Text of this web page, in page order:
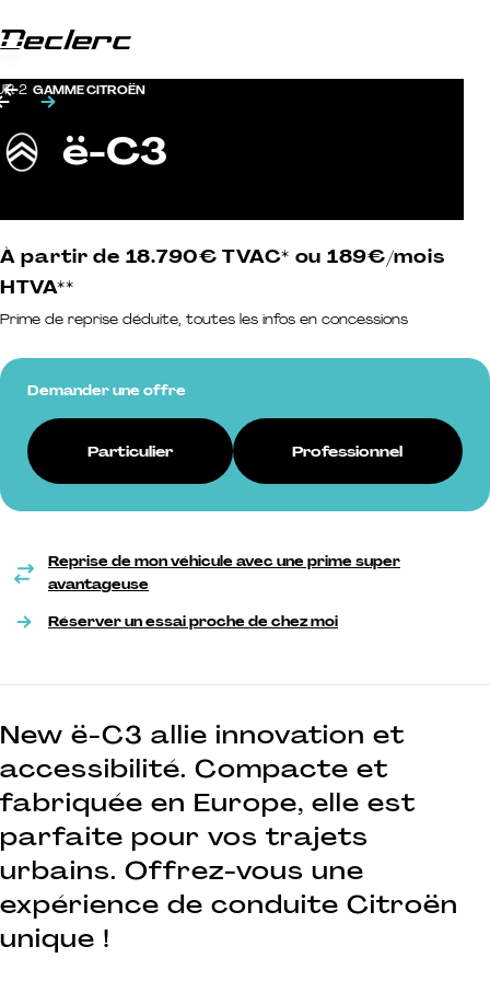
Passer au contenu
Groupe Declerc
Menu
GAMME CITROËN
Citroën
ë-C3
À partir de 18.790€ TVAC* ou 189€/mois
HTVA**
Prime de reprise déduite, toutes les infos en concessions
2
Témoignage précédent
Témoignage suivant
Demander une offre
Particulier Professionnel
Reprise de mon véhicule avec une prime super
avantageuse
Réserver un essai proche de chez moi
New ë-C3 allie innovation et
accessibilité. Compacte et
fabriquée en Europe, elle est
parfaite pour vos trajets
urbains. Offrez-vous une
expérience de conduite Citroën
unique !